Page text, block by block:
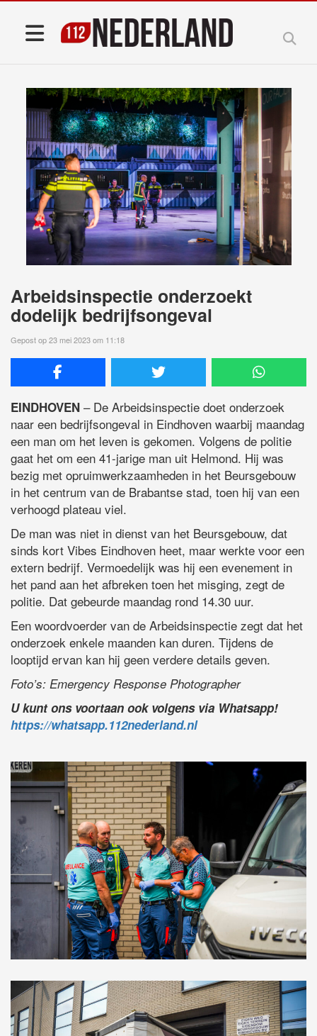
Arbeidsinspectie onderzoekt
dodelijk bedrijfsongeval
Gepost op 23 mei 2023 om 11:18
EINDHOVEN – De Arbeidsinspectie doet onderzoek
naar een bedrijfsongeval in Eindhoven waarbij maandag
een man om het leven is gekomen. Volgens de politie
gaat het om een 41-jarige man uit Helmond. Hij was
bezig met opruimwerkzaamheden in het Beursgebouw
in het centrum van de Brabantse stad, toen hij van een
verhoogd plateau viel.
De man was niet in dienst van het Beursgebouw, dat
sinds kort Vibes Eindhoven heet, maar werkte voor een
extern bedrijf. Vermoedelijk was hij een evenement in
het pand aan het afbreken toen het misging, zegt de
politie. Dat gebeurde maandag rond 14.30 uur.
Een woordvoerder van de Arbeidsinspectie zegt dat het
onderzoek enkele maanden kan duren. Tijdens de
looptijd ervan kan hij geen verdere details geven.
Foto’s: Emergency Response Photographer
U kunt ons voortaan ook volgens via Whatsapp!
https://whatsapp.112nederland.nl